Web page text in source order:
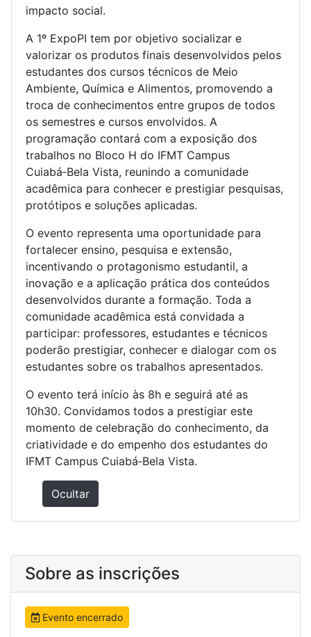
impacto social.
A 1º ExpoPI tem por objetivo socializar e
valorizar os produtos finais desenvolvidos pelos
estudantes dos cursos técnicos de Meio
Ambiente, Química e Alimentos, promovendo a
troca de conhecimentos entre grupos de todos
os semestres e cursos envolvidos. A
programação contará com a exposição dos
trabalhos no Bloco H do IFMT Campus
Cuiabá‑Bela Vista, reunindo a comunidade
acadêmica para conhecer e prestigiar pesquisas,
protótipos e soluções aplicadas.
O evento representa uma oportunidade para
fortalecer ensino, pesquisa e extensão,
incentivando o protagonismo estudantil, a
inovação e a aplicação prática dos conteúdos
desenvolvidos durante a formação. Toda a
comunidade acadêmica está convidada a
participar: professores, estudantes e técnicos
poderão prestigiar, conhecer e dialogar com os
estudantes sobre os trabalhos apresentados.
O evento terá início às 8h e seguirá até as
10h30. Convidamos todos a prestigiar este
momento de celebração do conhecimento, da
criatividade e do empenho dos estudantes do
IFMT Campus Cuiabá‑Bela Vista.
Ocultar
Sobre as inscrições
Evento encerrado